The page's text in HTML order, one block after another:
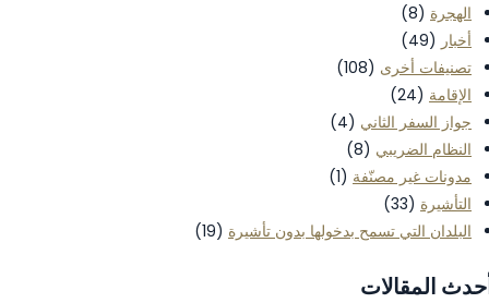
الهجرة (8)
أخبار (49)
تصنيفات أخرى (108)
الإقامة (24)
جواز السفر الثاني (4)
النظام الضريبي (8)
مدونات غير مصنّفة (1)
التأشيرة (33)
البلدان التي تسمح بدخولها بدون تأشيرة (19)
المقالات